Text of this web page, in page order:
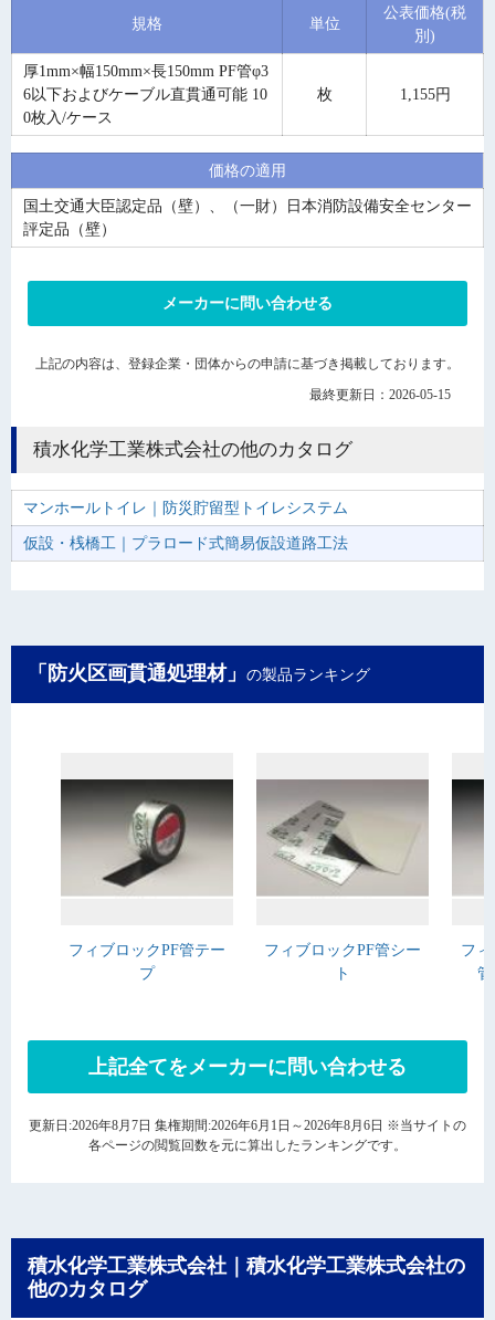
規格 単位
公表価格(税
別)
厚1mm×幅150mm×長150mm PF管φ3
6以下およびケーブル直貫通可能 10
0枚入/ケース
枚 1,155円
価格の適用
国土交通大臣認定品（壁）、（一財）日本消防設備安全センター
評定品（壁）
メーカーに問い合わせる
上記の内容は、登録企業・団体からの申請に基づき掲載しております。
最終更新日：2026-05-15
積水化学工業株式会社の他のカタログ
マンホールトイレ｜防災貯留型トイレシステム
仮設・桟橋工｜プラロード式簡易仮設道路工法
「防火区画貫通処理材」 の製品ランキング
フィブロックPF管テー
プ
フィブロックPF管シー
ト
フ
上記全てをメーカーに問い合わせる
更新日:2026年8月7日 集権期間:2026年6月1日～2026年8月6日 ※当サイトの
各ページの閲覧回数を元に算出したランキングです。
積水化学工業株式会社｜積水化学工業株式会社の
他のカタログ